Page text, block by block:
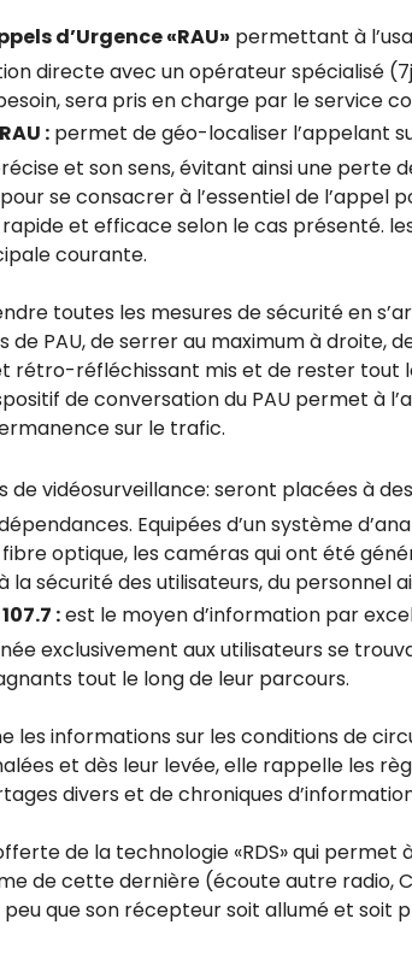
d’Urgence «RAU» permettant à
directe avec un opérateur spécialisé
sera pris en charge par le service
: permet de géo-localiser l’appelant
et son sens, évitant ainsi une perte
se consacrer à l’essentiel de l’appel
et efficace selon le cas présenté.
courante.
toutes les mesures de sécurité en
de PAU, de serrer au maximum à droite,
rétro-réfléchissant mis et de rester tout
de conversation du PAU permet à
sur le trafic.
de vidéosurveillance: seront placées à
Equipées d’un système
optique, les caméras qui ont été
la sécurité des utilisateurs, du personnel
:est le moyen d’information par
exclusivement aux utilisateurs se
tout le long de leur parcours.
les informations sur les conditions de
et dès leur levée, elle rappelle les
divers et de chroniques
de la technologie «RDS» qui permet
de cette dernière (écoute autre radio,
peu que son récepteur soit allumé et soit